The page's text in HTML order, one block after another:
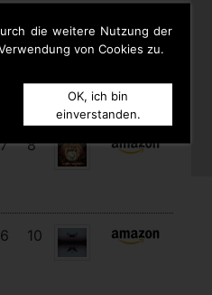
die weitere Nutzung der
von Cookies zu.
OK, ich bin
einverstanden.
11 5
7 8
6 10